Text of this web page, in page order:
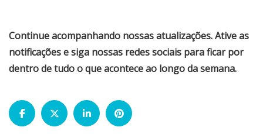
Continue acompanhando nossas atualizações. Ative as
notificações e siga nossas redes sociais para ficar por
dentro de tudo o que acontece ao longo da semana.